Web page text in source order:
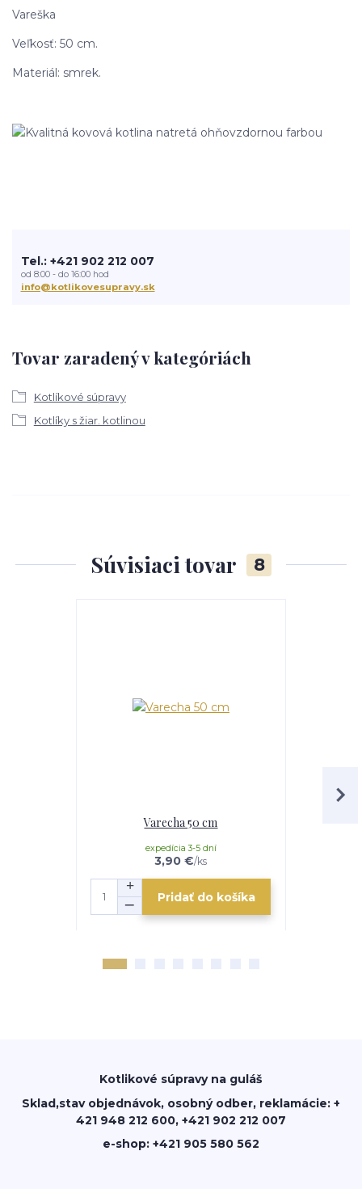
Vareška
Veľkosť: 50 cm.
Materiál: smrek.
Tovar zaradený v kategóriách
Kotlíkové súpravy
Kotlíky s žiar. kotlinou
Tel.: +421 902 212 007
od 8:00 - do 16:00 hod
info@kotlikovesupravy.sk
Súvisiaci tovar 8
Varecha 50 cm
3,90 €/ks
expedícia 3-5 dní
Pridať do košíka
Kotlikové súpravy na guláš
Sklad,stav objednávok, osobný odber, reklamácie: +
421 948 212 600, +421 902 212 007
e-shop: +421 905 580 562